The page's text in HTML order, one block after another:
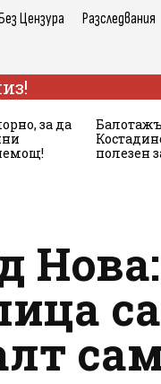
Цензура Разследвания
за да
полезен
са